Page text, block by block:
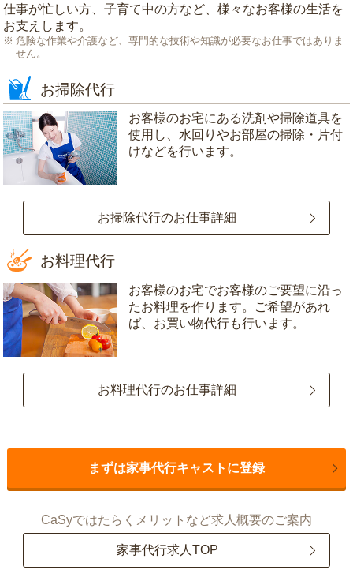
仕事が忙しい方、子育て中の方など、様々なお客様の生活を
お支えします。
危険な作業や介護など、専門的な技術や知識が必要なお仕事ではありま
せん。
お掃除代行
お客様のお宅にある洗剤や掃除道具を
使用し、水回りやお部屋の掃除・片付
けなどを行います。
お掃除代行のお仕事詳細
お料理代行
お客様のお宅でお客様のご要望に沿っ
たお料理を作ります。ご希望があれ
ば、お買い物代行も行います。
お料理代行のお仕事詳細
まずは家事代行キャストに登録
CaSyではたらくメリットなど求人概要のご案内
家事代行求人TOP